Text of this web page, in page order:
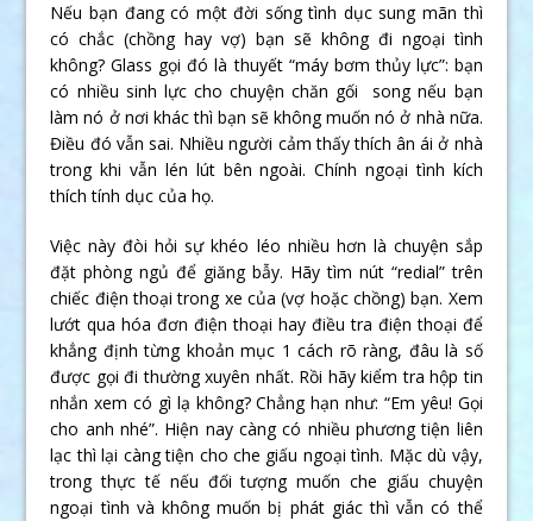
Nếu bạn đang có một đời sống tình dục sung mãn thì
có chắc (chồng hay vợ) bạn sẽ không đi ngoại tình
không? Glass gọi đó là thuyết “máy bơm thủy lực”: bạn
có nhiều sinh lực cho chuyện chăn gối song nếu bạn
làm nó ở nơi khác thì bạn sẽ không muốn nó ở nhà nữa.
Điều đó vẫn sai. Nhiều người cảm thấy thích ân ái ở nhà
trong khi vẫn lén lút bên ngoài. Chính ngoại tình kích
thích tính dục của họ.
Việc này đòi hỏi sự khéo léo nhiều hơn là chuyện sắp
đặt phòng ngủ để giăng bẫy. Hãy tìm nút “redial” trên
chiếc điện thoại trong xe của (vợ hoặc chồng) bạn. Xem
lướt qua hóa đơn điện thoại hay điều tra điện thoại để
khẳng định từng khoản mục 1 cách rõ ràng, đâu là số
được gọi đi thường xuyên nhất. Rồi hãy kiểm tra hộp tin
nhắn xem có gì lạ không? Chẳng hạn như: “Em yêu! Gọi
cho anh nhé”. Hiện nay càng có nhiều phương tiện liên
lạc thì lại càng tiện cho che giấu ngoại tình. Mặc dù vậy,
trong thực tế nếu đối tượng muốn che giấu chuyện
ngoại tình và không muốn bị phát giác thì vẫn có thể